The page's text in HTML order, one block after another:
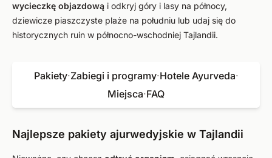
wycieczkę objazdową i odkryj góry i lasy na północy,
dziewicze piaszczyste plaże na południu lub udaj się do
historycznych ruin w północno-wschodniej Tajlandii.
Pakiety·Zabiegi i programy·Hotele Ayurveda·
Miejsca·FAQ
Najlepsze pakiety ajurwedyjskie w Tajlandii